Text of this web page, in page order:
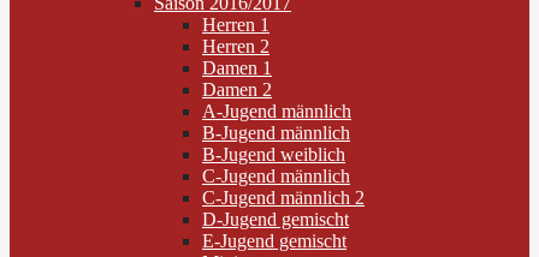
Herren 1
Herren 2
Damen 1
Damen 2
A-Jugend männlich
B-Jugend männlich
B-Jugend weiblich
C-Jugend männlich
C-Jugend männlich 2
D-Jugend gemischt
E-Jugend gemischt